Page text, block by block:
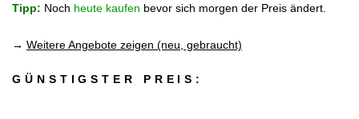
Tipp: Noch heute kaufen bevor sich morgen der Preis ändert.
→ Weitere Angebote zeigen (neu, gebraucht)
GÜNSTIGSTER PREIS: